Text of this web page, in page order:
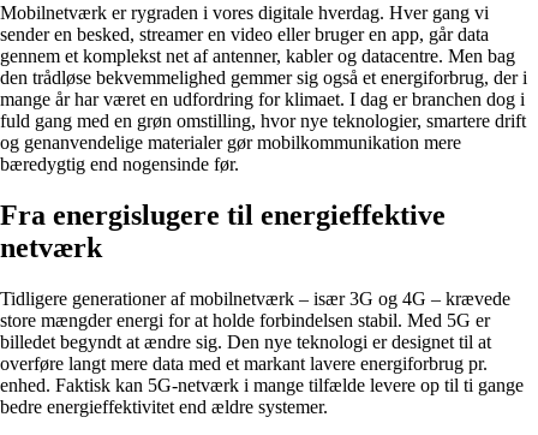
Mobilnetværk er rygraden i vores digitale hverdag. Hver gang vi
sender en besked, streamer en video eller bruger en app, går data
gennem et komplekst net af antenner, kabler og datacentre. Men bag
den trådløse bekvemmelighed gemmer sig også et energiforbrug, der i
mange år har været en udfordring for klimaet. I dag er branchen dog i
fuld gang med en grøn omstilling, hvor nye teknologier, smartere drift
og genanvendelige materialer gør mobilkommunikation mere
bæredygtig end nogensinde før.
Fra energislugere til energieffektive
netværk
Tidligere generationer af mobilnetværk – især 3G og 4G – krævede
store mængder energi for at holde forbindelsen stabil. Med 5G er
billedet begyndt at ændre sig. Den nye teknologi er designet til at
overføre langt mere data med et markant lavere energiforbrug pr.
enhed. Faktisk kan 5G-netværk i mange tilfælde levere op til ti gange
bedre energieffektivitet end ældre systemer.